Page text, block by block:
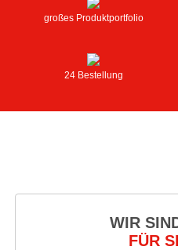
großes Produktportfolio
24 Bestellung
WIR
FÜR